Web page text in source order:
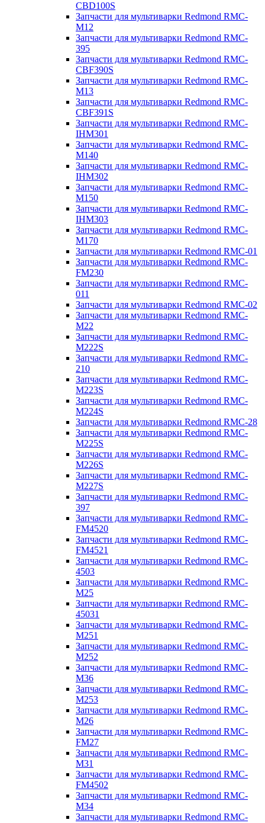
CBD100S
Запчасти для мультиварки Redmond RMC-
M12
Запчасти для мультиварки Redmond RMC-
395
Запчасти для мультиварки Redmond RMC-
CBF390S
Запчасти для мультиварки Redmond RMC-
M13
Запчасти для мультиварки Redmond RMC-
CBF391S
Запчасти для мультиварки Redmond RMC-
IHM301
Запчасти для мультиварки Redmond RMC-
M140
Запчасти для мультиварки Redmond RMC-
IHM302
Запчасти для мультиварки Redmond RMC-
M150
Запчасти для мультиварки Redmond RMC-
IHM303
Запчасти для мультиварки Redmond RMC-
M170
Запчасти для мультиварки Redmond RMC-01
Запчасти для мультиварки Redmond RMC-
FM230
Запчасти для мультиварки Redmond RMC-
011
Запчасти для мультиварки Redmond RMC-02
Запчасти для мультиварки Redmond RMC-
M22
Запчасти для мультиварки Redmond RMC-
M222S
Запчасти для мультиварки Redmond RMC-
210
Запчасти для мультиварки Redmond RMC-
M223S
Запчасти для мультиварки Redmond RMC-
M224S
Запчасти для мультиварки Redmond RMC-28
Запчасти для мультиварки Redmond RMC-
M225S
Запчасти для мультиварки Redmond RMC-
M226S
Запчасти для мультиварки Redmond RMC-
M227S
Запчасти для мультиварки Redmond RMC-
397
Запчасти для мультиварки Redmond RMC-
FM4520
Запчасти для мультиварки Redmond RMC-
FM4521
Запчасти для мультиварки Redmond RMC-
4503
Запчасти для мультиварки Redmond RMC-
M25
Запчасти для мультиварки Redmond RMC-
45031
Запчасти для мультиварки Redmond RMC-
M251
Запчасти для мультиварки Redmond RMC-
M252
Запчасти для мультиварки Redmond RMC-
M36
Запчасти для мультиварки Redmond RMC-
M253
Запчасти для мультиварки Redmond RMC-
M26
Запчасти для мультиварки Redmond RMC-
FM27
Запчасти для мультиварки Redmond RMC-
M31
Запчасти для мультиварки Redmond RMC-
FM4502
Запчасти для мультиварки Redmond RMC-
M34
Запчасти для мультиварки Redmond RMC-